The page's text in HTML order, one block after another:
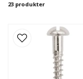
23 produkter